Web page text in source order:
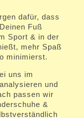
dafür, dass
Fuß
Sport & in der
mehr Spaß
minimierst.
uns im
und
passen wir
&